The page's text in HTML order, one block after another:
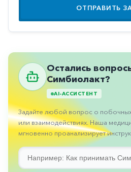
Противорвотные
Противоэпилептические
Пульмонология
Сердечные
Сосудистые
Тромбозы
Урология
горло-
ОТПРАВИТЬ
Остались
Симбиолакт?
AI-АССИСТЕНТ
Задайте любой вопрос о
или взаимодействиях. Наша
мгновенно проанализирует